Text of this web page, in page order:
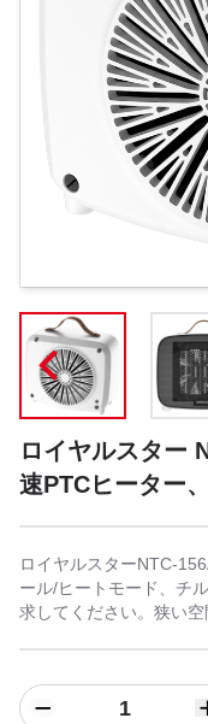
ロイヤルスター
速PTCヒーター
ロイヤルスターNTC-
ール/ヒートモード、チ
求してください。狭い空